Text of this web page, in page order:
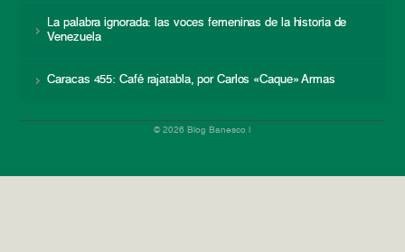
La palabra ignorada: las voces femeninas de la historia de
Venezuela
Caracas 455: Café rajatabla, por Carlos «Caque» Armas
© 2026 Blog Banesco |